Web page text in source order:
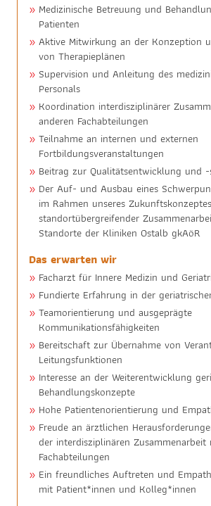
Medizinische Betreuung und
Patienten
Aktive Mitwirkung an der Konzeption
von Therapieplänen
Supervision und Anleitung des
Personals
Koordination interdisziplinärer
anderen Fachabteilungen
Teilnahme an internen und externen
Fortbildungsveranstaltungen
Beitrag zur Qualitätsentwicklung und
Der Auf- und Ausbau eines
im Rahmen unseres
standortübergreifender
Standorte der Kliniken Ostalb gkAöR
Das erwarten wir
Facharzt für Innere Medizin und
Fundierte Erfahrung in der
Teamorientierung und ausgeprägte
Kommunikationsfähigkeiten
Bereitschaft zur Übernahme von
Leitungsfunktionen
Interesse an der Weiterentwicklung
Behandlungskonzepte
Hohe Patientenorientierung und
Freude an ärztlichen
der interdisziplinären Zusammenarbeit
Fachabteilungen
Ein freundliches Auftreten und
mit Patient*innen und Kolleg*innen